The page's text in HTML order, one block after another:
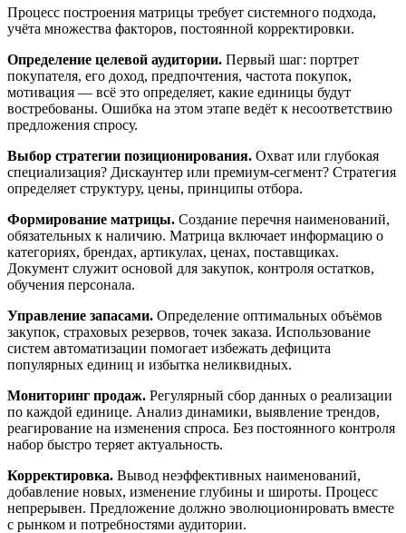
Процесс построения матрицы требует системного подхода,
учёта множества факторов, постоянной корректировки.
Определение целевой аудитории. Первый шаг: портрет
покупателя, его доход, предпочтения, частота покупок,
мотивация — всё это определяет, какие единицы будут
востребованы. Ошибка на этом этапе ведёт к несоответствию
предложения спросу.
Выбор стратегии позиционирования. Охват или глубокая
специализация? Дискаунтер или премиум-сегмент? Стратегия
определяет структуру, цены, принципы отбора.
Формирование матрицы. Создание перечня наименований,
обязательных к наличию. Матрица включает информацию о
категориях, брендах, артикулах, ценах, поставщиках.
Документ служит основой для закупок, контроля остатков,
обучения персонала.
Управление запасами. Определение оптимальных объёмов
закупок, страховых резервов, точек заказа. Использование
систем автоматизации помогает избежать дефицита
популярных единиц и избытка неликвидных.
Мониторинг продаж. Регулярный сбор данных о реализации
по каждой единице. Анализ динамики, выявление трендов,
реагирование на изменения спроса. Без постоянного контроля
набор быстро теряет актуальность.
Корректировка. Вывод неэффективных наименований,
добавление новых, изменение глубины и широты. Процесс
непрерывен. Предложение должно эволюционировать вместе
с рынком и потребностями аудитории.